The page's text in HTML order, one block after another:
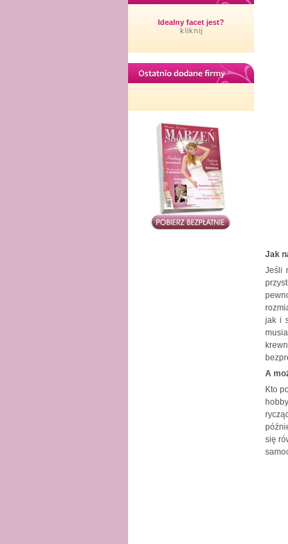
Idealny facet jest?
kliknij
Jak
Jeśli
jak i
A
Kto
się